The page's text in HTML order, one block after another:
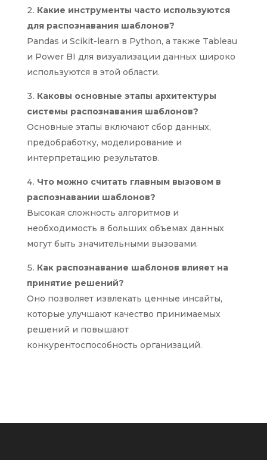
Какие инструменты часто используются
для распознавания шаблонов?
Pandas и Scikit-learn в Python, а также Tableau
и Power BI для визуализации данных широко
используются в этой области.
Каковы основные этапы архитектуры
системы распознавания шаблонов?
Основные этапы включают сбор данных,
предобработку, моделирование и
интерпретацию результатов.
Что можно считать главным вызовом в
распознавании шаблонов?
Высокая сложность алгоритмов и
необходимость в больших объемах данных
могут быть значительными вызовами.
Как распознавание шаблонов влияет на
принятие решений?
Оно позволяет извлекать ценные инсайты,
которые улучшают качество принимаемых
решений и повышают
конкурентоспособность организаций.